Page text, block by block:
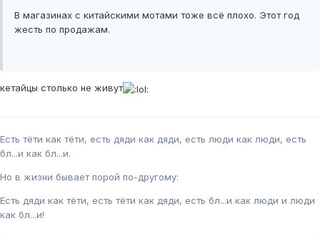
В магазинах с китайскими мотами тоже всё плохо. Этот год
жесть по продажам.
кетайцы столько не живут
Есть тёти как тёти, есть дяди как дяди, есть люди как люди, есть
бл...и как бл...и.
Но в жизни бывает порой по-другому:
Есть дяди как тёти, есть тёти как дяди, есть бл...и как люди и люди
как бл...и!